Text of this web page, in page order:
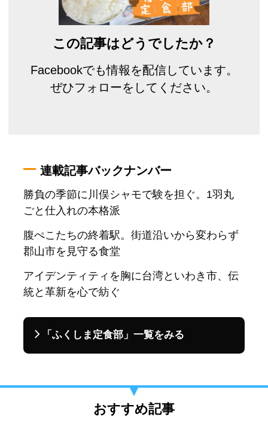
この記事はどうでしたか？
Facebookでも情報を配信しています。
ぜひフォローをしてください。
連載記事バックナンバー
勝負の季節に川俣シャモで験を担ぐ。1羽丸
ごと仕入れの本格派
腹ぺこたちの終着駅。街道沿いから変わらず
郡山市を見守る食堂
アイデンティティを胸に台湾といわき市、伝
統と革新を心で紡ぐ
「ふくしま定食部」一覧をみる
おすすめ記事